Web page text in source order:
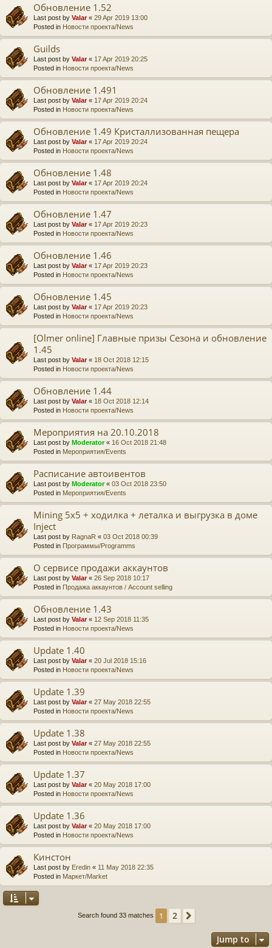
Обновление 1.52
Last post by Valar« 29 Apr 2019 13:00
Posted in Новости проекта/News
Guilds
Last post by Valar« 17 Apr 2019 20:25
Posted in Новости проекта/News
Обновление 1.491
Last post by Valar« 17 Apr 2019 20:24
Posted in Новости проекта/News
Обновление 1.49 Кристаллизованная пещера
Last post by Valar« 17 Apr 2019 20:24
Posted in Новости проекта/News
Обновление 1.48
Last post by Valar« 17 Apr 2019 20:24
Posted in Новости проекта/News
Обновление 1.47
Last post by Valar« 17 Apr 2019 20:23
Posted in Новости проекта/News
Обновление 1.46
Last post by Valar« 17 Apr 2019 20:23
Posted in Новости проекта/News
Обновление 1.45
Last post by Valar« 17 Apr 2019 20:23
Posted in Новости проекта/News
[Olmer online] Главные призы Сезона и обновление
1.45
Last post by Valar« 18 Oct 2018 12:15
Posted in Новости проекта/News
Обновление 1.44
Last post by Valar« 18 Oct 2018 12:14
Posted in Новости проекта/News
Мероприятия на 20.10.2018
Last post by Moderator« 16 Oct 2018 21:48
Posted in Мероприятия/Events
Расписание автоивентов
Last post by Moderator« 03 Oct 2018 23:50
Posted in Мероприятия/Events
Mining 5x5 + ходилка + леталка и выгрузка в доме
Inject
Last post by RagnaR « 03 Oct 2018 00:39
Posted in Программы/Programms
О сервисе продажи аккаунтов
Last post by Valar« 26 Sep 2018 10:17
Posted in Продажа аккаунтов / Account selling
Обновление 1.43
Last post by Valar« 12 Sep 2018 11:35
Posted in Новости проекта/News
Update 1.40
Last post by Valar« 20 Jul 2018 15:16
Posted in Новости проекта/News
Update 1.39
Last post by Valar« 27 May 2018 22:55
Posted in Новости проекта/News
Update 1.38
Last post by Valar« 27 May 2018 22:55
Posted in Новости проекта/News
Update 1.37
Last post by Valar« 20 May 2018 17:00
Posted in Новости проекта/News
Update 1.36
Last post by Valar« 20 May 2018 17:00
Posted in Новости проекта/News
Кинстон
Last post by Eredin « 11 May 2018 22:35
Posted in Маркет/Market
Search found 33 matches 1 2
Jump to